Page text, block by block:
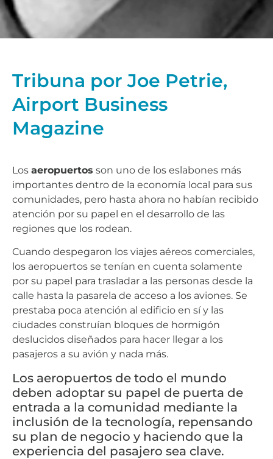
Tribuna por Joe Petrie,
Airport Business
Magazine
Los aeropuertos son uno de los eslabones más
importantes dentro de la economía local para sus
comunidades, pero hasta ahora no habían recibido
atención por su papel en el desarrollo de las
regiones que los rodean.
Cuando despegaron los viajes aéreos comerciales,
los aeropuertos se tenían en cuenta solamente
por su papel para trasladar a las personas desde la
calle hasta la pasarela de acceso a los aviones. Se
prestaba poca atención al edificio en sí y las
ciudades construían bloques de hormigón
deslucidos diseñados para hacer llegar a los
pasajeros a su avión y nada más.
Los aeropuertos de todo el mundo
deben adoptar su papel de puerta de
entrada a la comunidad mediante la
inclusión de la tecnología, repensando
su plan de negocio y haciendo que la
experiencia del pasajero sea clave.